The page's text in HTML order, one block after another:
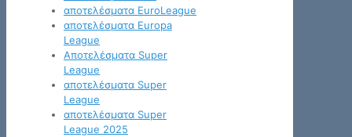
αποτελέσματα EuroLeague
αποτελέσματα Europa
League
Αποτελέσματα Super
League
αποτελέσματα Super
League
αποτελέσματα Super
League 2025